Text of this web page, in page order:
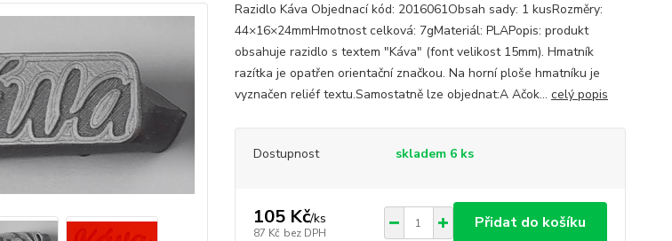
Razidlo Káva Objednací kód: 2016061Obsah sady: 1 kusRozměry:
44×16×24mmHmotnost celková: 7gMateriál: PLAPopis: produkt
obsahuje razidlo s textem "Káva" (font velikost 15mm). Hmatník
razítka je opatřen orientační značkou. Na horní ploše hmatníku je
vyznačen reliéf textu.Samostatně lze objednat:A Ačok... celý popis
Dostupnost skladem 6 ks
105 Kč/ks
87 Kč bez DPH
Přidat do košíku